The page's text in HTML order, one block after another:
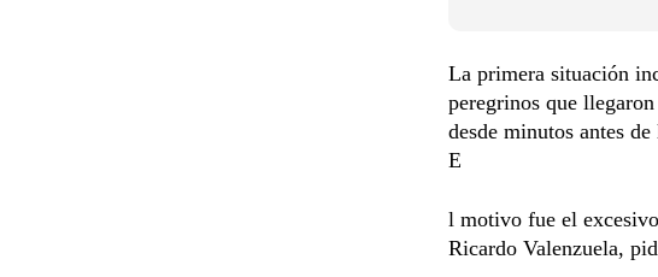
La primera situación
peregrinos que
desde minutos antes
E
l motivo fue el
Ricardo Valenzuela,